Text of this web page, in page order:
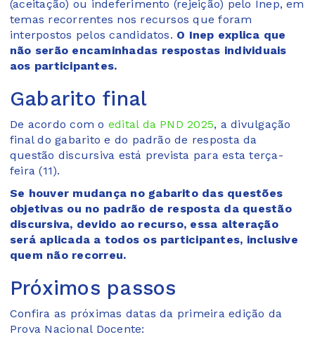
(aceitação) ou indeferimento (rejeição) pelo Inep, em
temas recorrentes nos recursos que foram
interpostos pelos candidatos. O Inep explica que
não serão encaminhadas respostas individuais
aos participantes.
Gabarito final
De acordo com o edital da PND 2025, a divulgação
final do gabarito e do padrão de resposta da
questão discursiva está prevista para esta terça-
feira (11).
Se houver mudança no gabarito das questões
objetivas ou no padrão de resposta da questão
discursiva, devido ao recurso, essa alteração
será aplicada a todos os participantes, inclusive
quem não recorreu.
Próximos passos
Confira as próximas datas da primeira edição da
Prova Nacional Docente: